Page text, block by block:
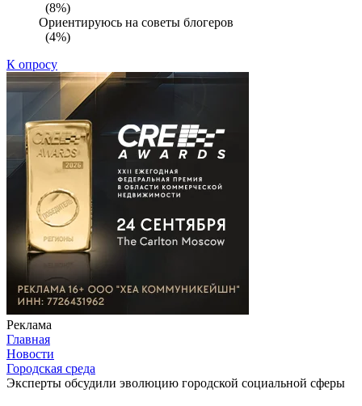
(8%)
Ориентируюсь на советы блогеров
(4%)
К опросу
Реклама
Главная
Новости
Городская среда
Эксперты обсудили эволюцию городской социальной сферы